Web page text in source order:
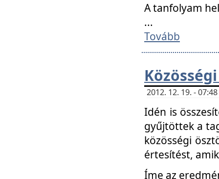
A tanfolyam
...
Tovább
2012. 12. 19. -
Idén is
gyűjtöttek a
közösségi
értesítést,
Íme az